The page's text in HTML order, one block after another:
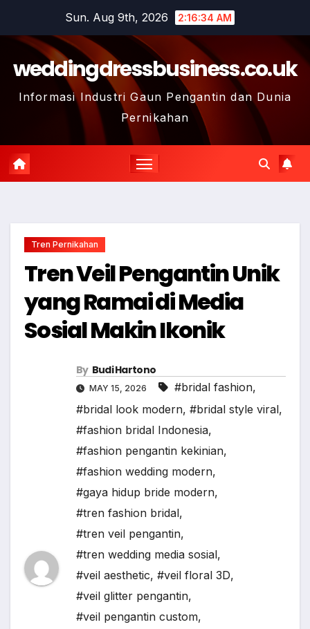
content
Sun. Aug 9th, 2026 2:16:35 AM
weddingdressbusiness.co.uk
Informasi Industri Gaun Pengantin dan Dunia
Pernikahan
Tren Pernikahan
Tren Veil Pengantin Unik
yang Ramai di Media
Sosial Makin Ikonik
By Budi Hartono
MAY 15, 2026 #bridal fashion,
#bridal look modern, #bridal style viral,
#fashion bridal Indonesia,
#fashion pengantin kekinian,
#fashion wedding modern,
#gaya hidup bride modern,
#tren fashion bridal,
#tren veil pengantin,
#tren wedding media sosial,
#veil aesthetic, #veil floral 3D,
#veil glitter pengantin,
#veil pengantin custom,